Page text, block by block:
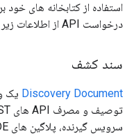
استفاده از کتابخانه های خود
درخواست API از اطلاعات زیر استفاده کنید.
سند کشف
Discovery Document یک